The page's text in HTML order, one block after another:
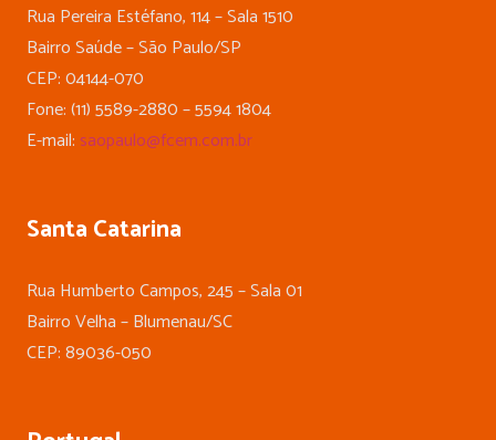
Rua Pereira Estéfano, 114 – Sala 1510
Bairro Saúde – São Paulo/SP
CEP: 04144-070
Fone: (11) 5589-2880 – 5594 1804
E-mail: saopaulo@fcem.com.br
Santa Catarina
Rua Humberto Campos, 245 – Sala 01
Bairro Velha – Blumenau/SC
CEP: 89036-050